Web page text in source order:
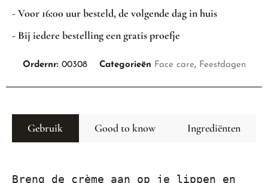
- Voor 16:00 uur besteld, de volgende dag in huis
- Bij iedere bestelling een gratis proefje
Ordernr: 00308 Categorieën Face care, Feestdagen
Gebruik Good to know Ingrediënten
Breng de crème aan op je lippen en